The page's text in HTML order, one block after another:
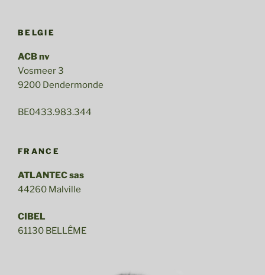
BELGIE
ACB nv
Vosmeer 3
9200 Dendermonde
BE0433.983.344
FRANCE
ATLANTEC sas
44260 Malville
CIBEL
61130 BELLÊME